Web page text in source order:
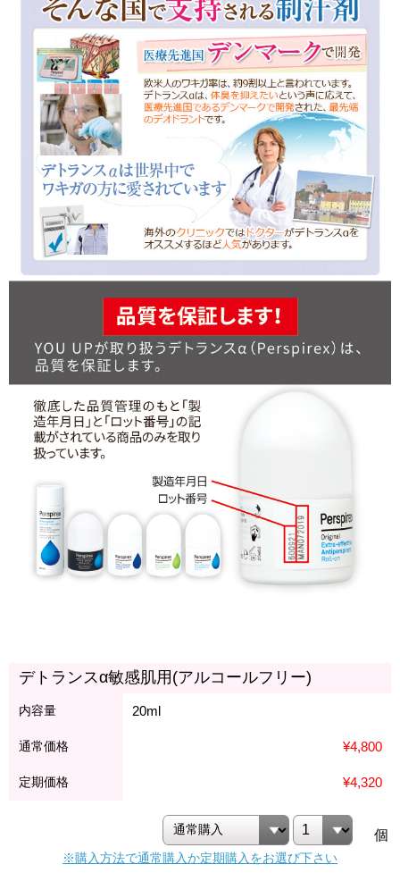
デトランスα敏感肌用(アルコールフリー)
内容量 20ml
通常価格 ¥4,800
定期価格 ¥4,320
個
※購入方法で通常購入か定期購入をお選び下さい